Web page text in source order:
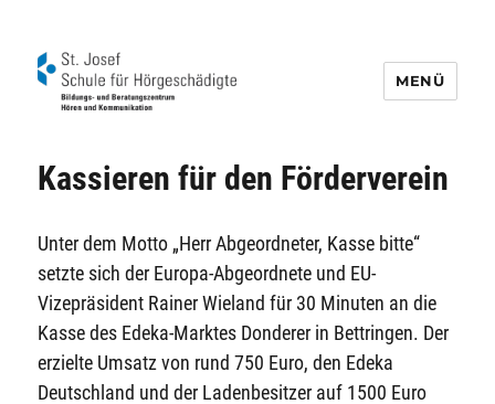
MENÜ
Kassieren für den Förderverein
Unter dem Motto „Herr Abgeordneter, Kasse bitte“
setzte sich der Europa-Abgeordnete und EU-
Vizepräsident Rainer Wieland für 30 Minuten an die
Kasse des Edeka-Marktes Donderer in Bettringen. Der
erzielte Umsatz von rund 750 Euro, den Edeka
Deutschland und der Ladenbesitzer auf 1500 Euro